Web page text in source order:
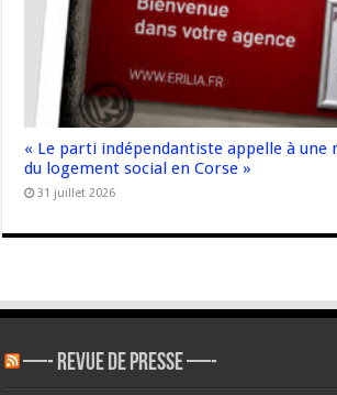
« Le parti indépendantiste appelle à une
du logement social en Corse »
31 juillet 2026
—- REVUE DE PRESSE —-